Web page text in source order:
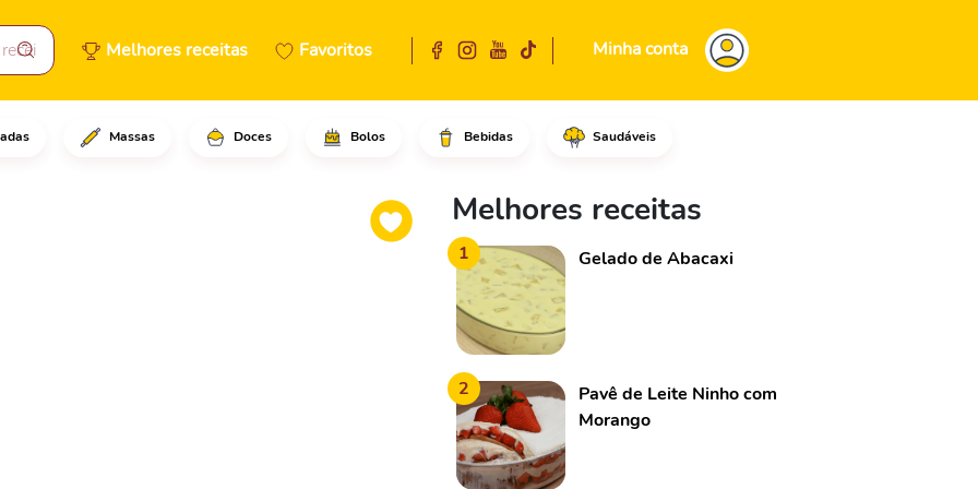
Melhores receitas Favoritos Minha conta
Massas Doces Bolos Bebidas Saudáveis
em óleo bem quente, deixe fritar por aproximadamente
Melhores receitas
1 Gelado de Abacaxi
2
Pavê de Leite Ninho com
Morango